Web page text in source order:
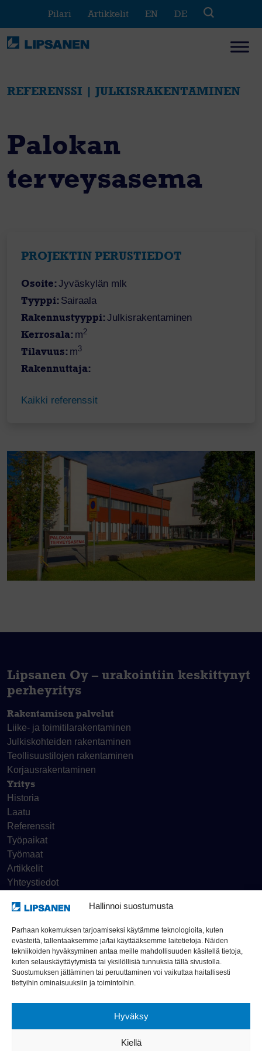
Hallinnoi suostumusta
Parhaan kokemuksen tarjoamiseksi käytämme teknologioita, kuten
evästeitä, tallentaaksemme ja/tai käyttääksemme laitetietoja. Näiden
tekniikoiden hyväksyminen antaa meille mahdollisuuden käsitellä tietoja,
kuten selauskäyttäytymistä tai yksilöllisiä tunnuksia tällä sivustolla.
Suostumuksen jättäminen tai peruuttaminen voi vaikuttaa haitallisesti
tiettyihin ominaisuuksiin ja toimintoihin.
Hyväksy
Kiellä
content
Pilari Artikkelit EN DE
REFERENSSI | JULKISRAKENTAMINEN
Palokan
terveysasema
PROJEKTIN PERUSTIEDOT
Osoite:Jyväskylän mlk
Tyyppi: Sairaala
Rakennustyyppi:Julkisrakentaminen
Kerrosala: m2
Tilavuus: m3
Rakennuttaja:
Kaikki referenssit
Lipsanen Oy – urakointiin keskittynyt
perheyritys
Rakentamisen palvelut
Liike- ja toimitila­rakentaminen
Julkiskohteiden rakentaminen
Teollisuustilojen rakentaminen
Korjaus­rakentaminen
Yritys
Historia
Laatu
Referenssit
Työpaikat
Työmaat
Artikkelit
Yhteystiedot
Ilmoituskanava
© Rakennusliike Lipsanen Oy 2026